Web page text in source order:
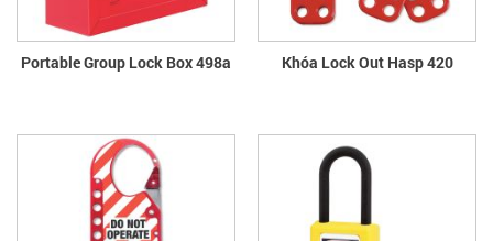
Portable Group Lock Box 498a Khóa Lock Out Hasp 420